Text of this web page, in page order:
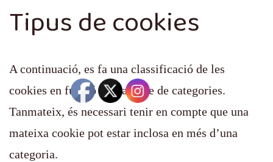
Tipus de cookies
A continuació, es fa una classificació de les
cookies en funció d’una sèrie de categories.
Tanmateix, és necessari tenir en compte que una
mateixa cookie pot estar inclosa en més d’una
categoria.